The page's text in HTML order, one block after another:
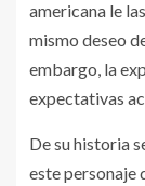
americana le
mismo deseo
embargo, la
expectativas
De su historia
este personaje